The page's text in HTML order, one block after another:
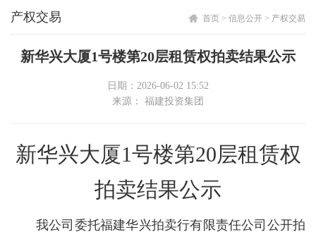
产权交易 首页 > 信息公开 > 产权交易
新华兴大厦1号楼第20层租赁权拍卖结果公示
日期：2026-06-02 15:52
来源： 福建投资集团
新华兴大厦1号楼第20层租赁权
拍卖结果公示
我公司委托福建华兴拍卖行有限责任公司公开拍